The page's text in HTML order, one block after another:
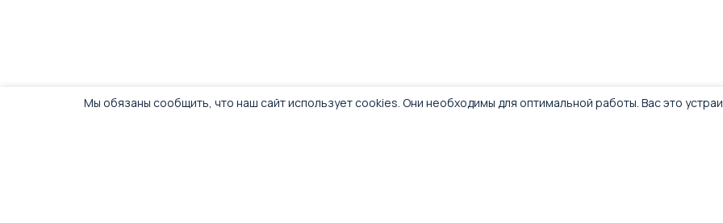
Мы обязаны сообщить, что наш сайт использует cookies. Они необходимы для оптимальной работы. Вас это